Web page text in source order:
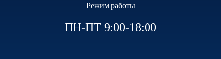
Режим работы
ПН-ПТ 9:00-18:00